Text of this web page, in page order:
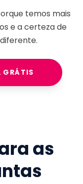
temos mais
e a certeza de
GRÁTIS
as